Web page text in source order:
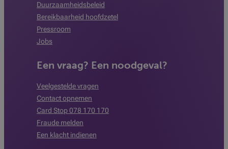
Duurzaamheidsbeleid
Bereikbaarheid hoofdzetel
Pressroom
Jobs
Een vraag? Een noodgeval?
Veelgestelde vragen
Contact opnemen
Card Stop 078 170 170
Fraude melden
Een klacht indienen